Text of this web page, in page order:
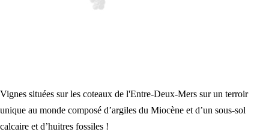
Vignes situées sur les coteaux de l'Entre-Deux-Mers sur un terroir
unique au monde composé d’argiles du Miocène et d’un sous-sol
calcaire et d’huitres fossiles !